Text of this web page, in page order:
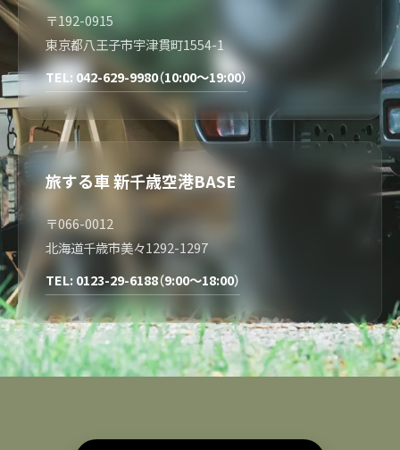
〒192-0915
東京都八王子市宇津貫町1554-1
TEL: 042-629-9980（10:00～19:00）
旅する車 新千歳空港BASE
〒066-0012
北海道千歳市美々1292-1297
TEL: 0123-29-6188（9:00～18:00）